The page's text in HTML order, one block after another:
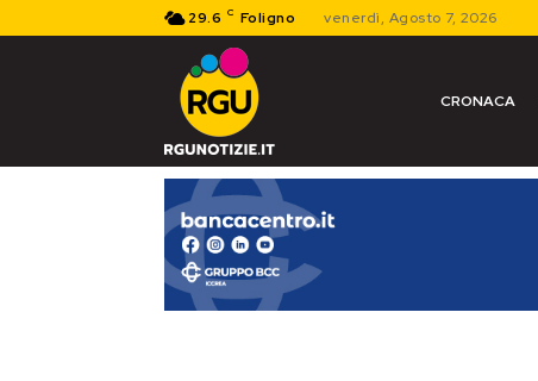
29.6 C Foligno venerdì, Agosto 7, 2026
CRONACA